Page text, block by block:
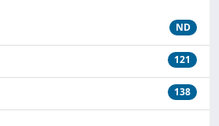
ND
121
138